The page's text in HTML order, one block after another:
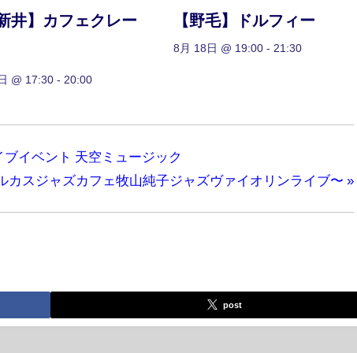
井】カフェクレー
@ 17:30- 20:00
【野毛】ドルフィー
8月 18日 @ 19:00 - 21:30
イベント 天空ミュージック
カスジャズカフェ牧山純子ジャズヴァイオリンライブ〜 »
post